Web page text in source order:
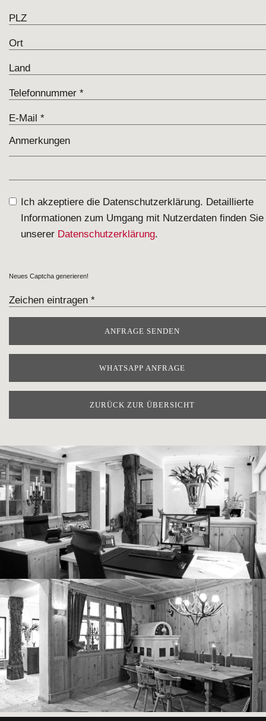
Ich akzeptiere die Datenschutzerklärung. Detaillierte
Informationen zum Umgang mit Nutzerdaten finden Sie
unserer Datenschutzerklärung.
Neues Captcha generieren!
WHATSAPP ANFRAGE
ZURÜCK ZUR ÜBERSICHT